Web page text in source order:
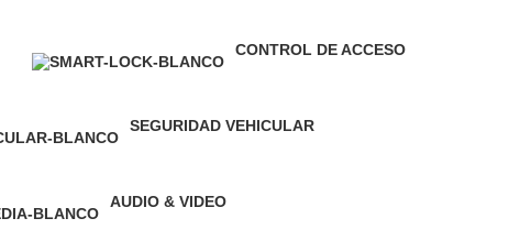
CONTROL DE ACCESO
SEGURIDAD VEHICULAR
AUDIO & VIDEO